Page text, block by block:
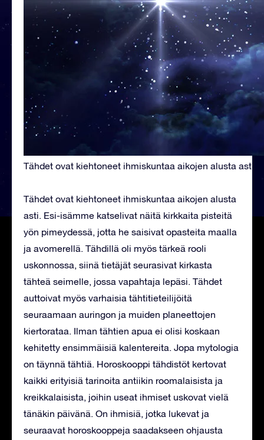
Tähdet ovat kiehtoneet ihmiskuntaa aikojen alusta asti
Tähdet ovat kiehtoneet ihmiskuntaa aikojen alusta
asti. Esi-isämme katselivat näitä kirkkaita pisteitä
yön pimeydessä, jotta he saisivat opasteita maalla
ja avomerellä. Tähdillä oli myös tärkeä rooli
uskonnossa, siinä tietäjät seurasivat kirkasta
tähteä seimelle, jossa vapahtaja lepäsi. Tähdet
auttoivat myös varhaisia tähtitieteilijöitä
seuraamaan auringon ja muiden planeettojen
kiertorataa. Ilman tähtien apua ei olisi koskaan
kehitetty ensimmäisiä kalentereita. Jopa mytologia
on täynnä tähtiä. Horoskooppi tähdistöt kertovat
kaikki erityisiä tarinoita antiikin roomalaisista ja
kreikkalaisista, joihin useat ihmiset uskovat vielä
tänäkin päivänä. On ihmisiä, jotka lukevat ja
seuraavat horoskooppeja saadakseen ohjausta